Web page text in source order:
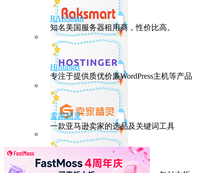
RAKsmart
知名美国服务器租用商，性价比高。
Hostinger
专注于提供质优价廉WordPress主机等产品
卖家精灵
一款亚马逊卖家的选品及关键词工具
HostEase